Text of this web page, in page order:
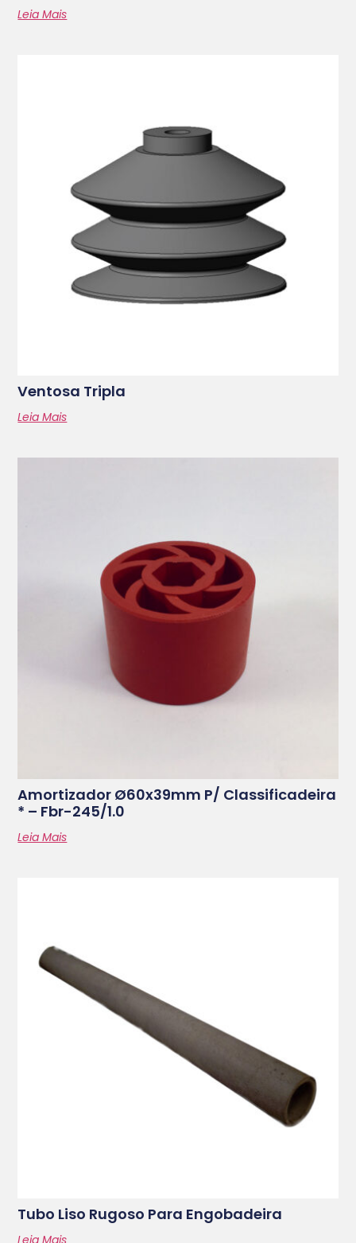
Leia Mais
Ventosa Tripla
Leia Mais
Amortizador Ø60x39mm P/ Classificadeira
* – Fbr-245/1.0
Leia Mais
Tubo Liso Rugoso Para Engobadeira
Leia Mais